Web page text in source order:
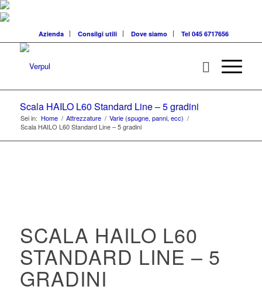
Azienda Consilgi utili Dove siamo Tel 045 6717656
Scala HAILO L60 Standard Line – 5 gradini
Sei in: Home / Attrezzature / Varie (spugne, panni, ecc) /
Scala HAILO L60 Standard Line – 5 gradini
SCALA HAILO L60
STANDARD LINE – 5
GRADINI